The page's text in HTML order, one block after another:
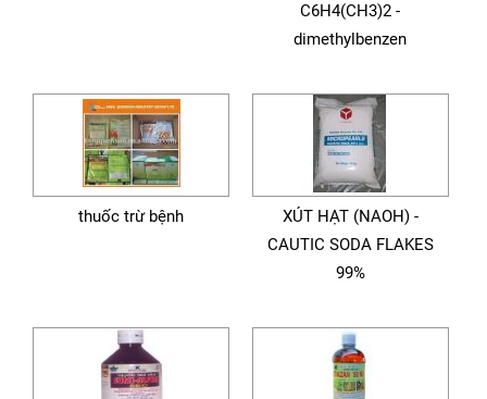
C6H4(CH3)2­ -
dimethylbenzen
thuốc trừ bệnh
XÚT HẠT (NAOH) -
CAUTIC SODA FLAKES
99%